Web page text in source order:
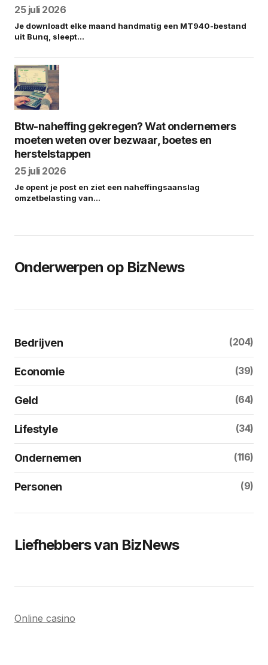
25 juli 2026
Je downloadt elke maand handmatig een MT940-bestand
uit Bunq, sleept…
Btw-naheffing gekregen? Wat ondernemers
moeten weten over bezwaar, boetes en
herstelstappen
25 juli 2026
Je opent je post en ziet een naheffingsaanslag
omzetbelasting van…
Onderwerpen op BizNews
Bedrijven (204)
Economie (39)
Geld (64)
Lifestyle (34)
Ondernemen (116)
Personen (9)
Liefhebbers van BizNews
Online casino